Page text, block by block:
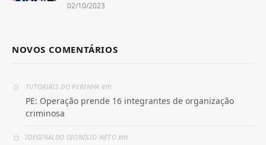
02/10/2023
NOVOS COMENTÁRIOS
TUTORIAIS DO PEBINHA em
PE: Operação prende 16 integrantes de organização
criminosa
IDEGINALDO DIONÍSIO NETOem